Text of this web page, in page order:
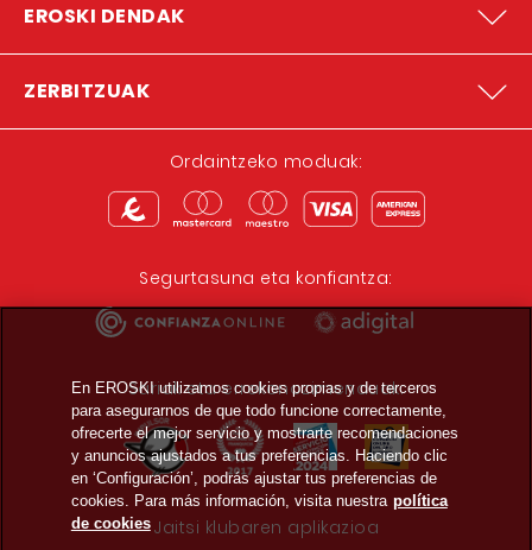
EROSKI DENDAK
ZERBITZUAK
Ordaintzeko moduak:
Segurtasuna eta konfiantza:
Sariak eta errekonozimenduak:
Jaitsi klubaren aplikazioa
En EROSKI utilizamos cookies propias y de terceros
para asegurarnos de que todo funcione correctamente,
ofrecerte el mejor servicio y mostrarte recomendaciones
y anuncios ajustados a tus preferencias. Haciendo clic
en ‘Configuración’, podrás ajustar tus preferencias de
cookies. Para más información, visita nuestra política
de cookies